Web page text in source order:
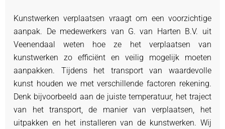
Kunstwerken verplaatsen vraagt om een voorzichtige
aanpak. De medewerkers van G. van Harten B.V. uit
Veenendaal weten hoe ze het verplaatsen van
kunstwerken zo efficiënt en veilig mogelijk moeten
aanpakken. Tijdens het transport van waardevolle
kunst houden we met verschillende factoren rekening.
Denk bijvoorbeeld aan de juiste temperatuur, het traject
van het transport, de manier van verplaatsen, het
uitpakken en het installeren van de kunstwerken. Wij